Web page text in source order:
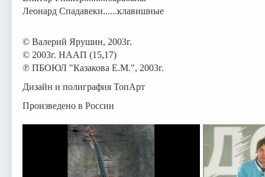
Леонард Спадавеки......клавишные
© Валерий Ярушин, 2003г.
© 2003г. НААП (15,17)
℗ ПБОЮЛ "Казакова Е.М.", 2003г.
Дизайн и полиграфия ТопАрт
Произведено в России